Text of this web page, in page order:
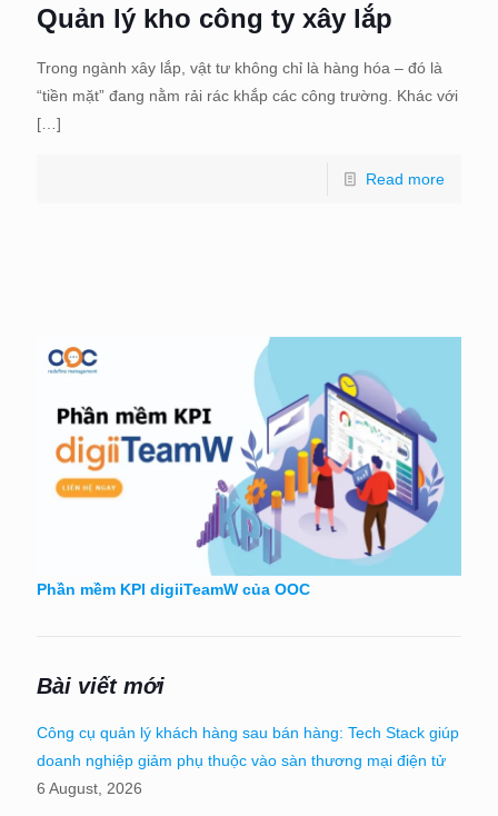
Quản lý kho công ty xây lắp
Trong ngành xây lắp, vật tư không chỉ là hàng hóa – đó là
“tiền mặt” đang nằm rải rác khắp các công trường. Khác với
[…]
Read more
Phần mềm KPI digiiTeamW của OOC
Bài viết mới
Công cụ quản lý khách hàng sau bán hàng: Tech Stack giúp
doanh nghiệp giảm phụ thuộc vào sàn thương mại điện tử
6 August, 2026